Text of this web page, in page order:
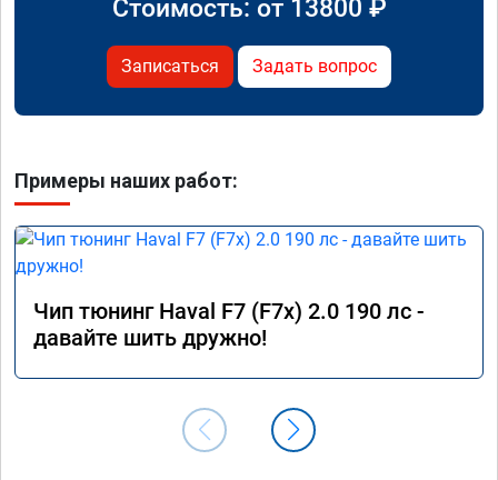
Стоимость: от 13800 ₽
Записаться Задать вопрос
Примеры наших работ:
Чип тюнинг Haval F7 (F7x) 2.0 190 лс -
давайте шить дружно!